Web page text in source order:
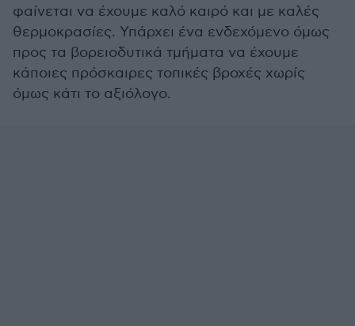
φαίνεται να έχουμε καλό καιρό και με καλές
θερμοκρασίες. Υπάρχει ένα ενδεχόμενο όμως
προς τα βορειοδυτικά τμήματα να έχουμε
κάποιες πρόσκαιρες τοπικές βροχές χωρίς
όμως κάτι το αξιόλογο.